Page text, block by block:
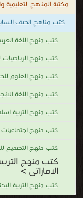
مكتبة المناهج التعليمية
كتب مناهج الصف
كتب منهج اللغة
كتب منهج الرياضيات
كتب منهج العلوم
كتب منهج اللغة
كتب منهج التربية
كتب منهج
كتب منهج التصميم
كتب منهج
الاماراتى >
كتب منهج التربية